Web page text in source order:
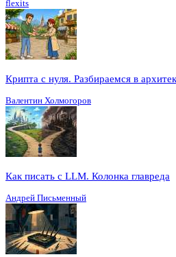
flexits
Крипта с нуля. Разбираемся в
Валентин Холмогоров
Как писать с LLM. Колонка главреда
Андрей Письменный